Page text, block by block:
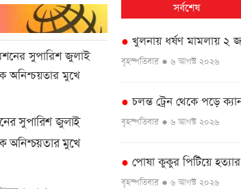
সুপারিশ জুলাই
অনিশ্চয়তার মুখে
সর্বশেষ
● খুলনায় ধর্ষণ মামলায় ২
বৃহস্পতিবার ● ৬ আগস্ট ২০২৬
● চলন্ত ট্রেন থেকে পড়ে
বৃহস্পতিবার ● ৬ আগস্ট ২০২৬
● পোষা কুকুর পিটিয়ে
বৃহস্পতিবার ● ৬ আগস্ট ২০২৬